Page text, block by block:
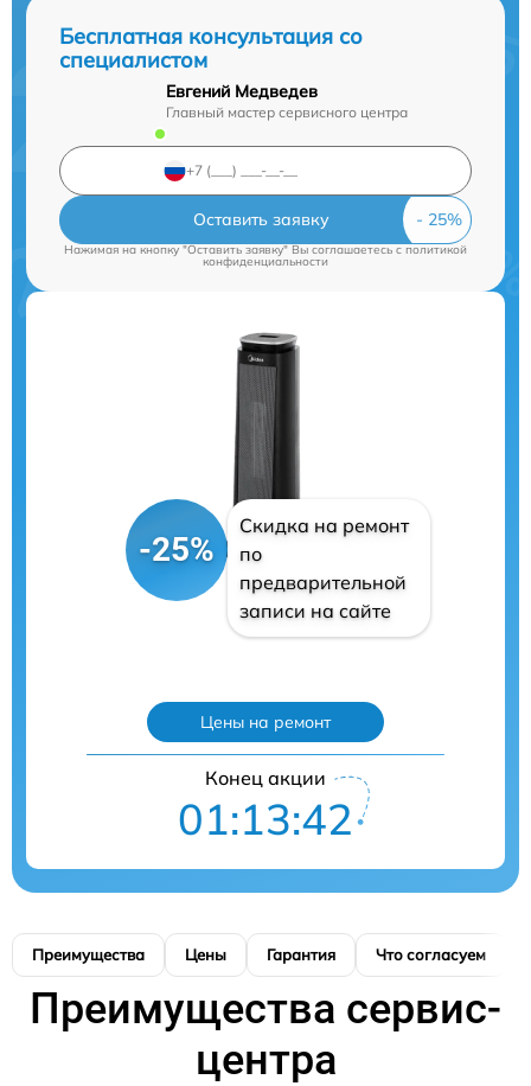
Бесплатная консультация со
специалистом
Евгений Медведев
Главный мастер сервисного центра
Оставить заявку
Нажимая на кнопку "Оставить заявку" Вы соглашаетесь cполитикой
конфиденциальности
-25%
Скидка на ремонт
по
предварительной
записи на сайте
Цены на ремонт
Конец акции
01:13:41
Преимущества Цены Гарантия Что согласуем
Преимущества сервис-
центра